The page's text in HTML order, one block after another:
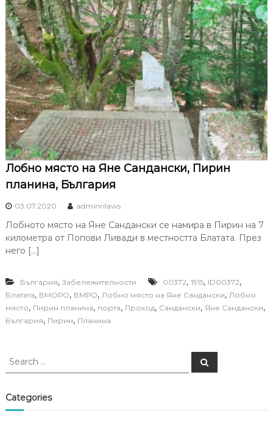
Лобно място на Яне Сандански, Пирин
планина, България
03.07.2020 adminrilaws
Лобното място на Яне Сандански се намира в Пирин на 7
километра от Попови Ливади в местността Блатата. През
него […]
България, Забележителности 00372, 1915, ID00372,
Блатата, ВМОРО, ВМРО, Лобно място на Яне Сандански, Лобно
място, Пирин планина, порта, Проход, Сандански, Яне Сандански,
България, Пирин, Планина
S
r
c
S
e
Categories